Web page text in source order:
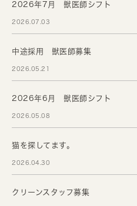
2026年7月 獣医師シフト
2026.07.03
中途採用 獣医師募集
2026.05.21
2026年6月 獣医師シフト
2026.05.08
猫を探してます。
2026.04.30
クリーンスタッフ募集